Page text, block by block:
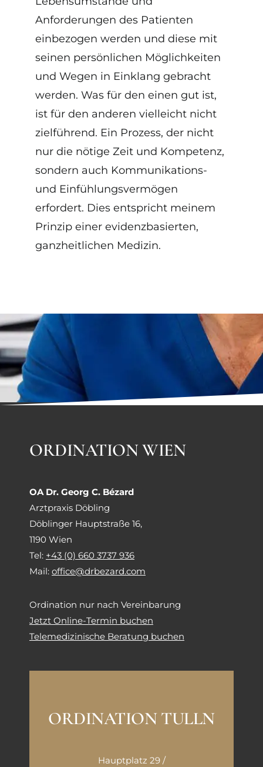
Anforderungen des Patienten
einbezogen werden und diese mit
seinen persönlichen Möglichkeiten
und Wegen in Einklang gebracht
werden. Was für den einen gut ist,
ist für den anderen vielleicht nicht
zielführend. Ein Prozess, der nicht
nur die nötige Zeit und Kompetenz,
sondern auch Kommunikations-
und Einfühlungsvermögen
erfordert. Dies entspricht meinem
Prinzip einer evidenzbasierten,
ganzheitlichen Medizin.
ORDINATION WIEN
OA Dr. Georg C. Bézard
Arztpraxis Döbling
Döblinger Hauptstraße 16,
1190 Wien
Tel: +43 (0) 660 3737 936
Mail: office@drbezard.com
Ordination nur nach Vereinbarung
Jetzt Online-Termin buchen
Telemedizinische Beratung buchen
ORDINATION TULLN
Hauptplatz 29 /